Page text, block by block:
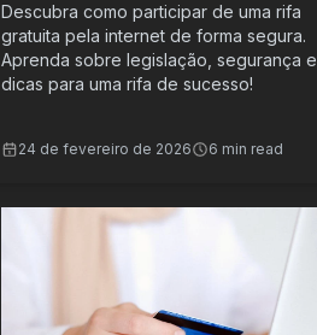
Descubra como participar de uma rifa
gratuita pela internet de forma segura.
Aprenda sobre legislação, segurança e
dicas para uma rifa de sucesso!
24 de fevereiro de 2026 6 min read